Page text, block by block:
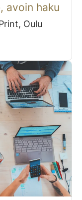
avoin haku
Oulu